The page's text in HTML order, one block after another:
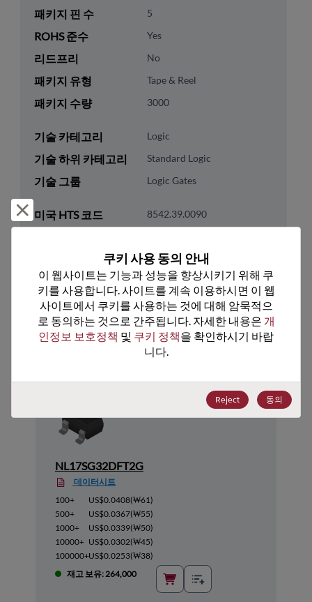
패키지 핀 수 5
ROHS 준수 Yes
리드프리 No
패키지 유형 Tape & Reel
패키지 수량 3000
기술 카테고리 Logic
기술 하위 카테고리 Standard Logic
기술 그룹 Logic Gates
미국 HTS 코드 8542.39.0090
추천 대체 제품
NL17SG32DFT2G
데이터시트
100+
US$0.0408(₩61)
500+
US$0.0367(₩55)
1000+
US$0.0339(₩50)
10000+ US$0.0302(₩45)
100000+US$0.0253(₩38)
재고 보유: 264,000
거부 및 닫기
쿠키 사용 동의 안내
이 웹사이트는 기능과 성능을 향상시키기 위해 쿠
키를 사용합니다. 사이트를 계속 이용하시면 이 웹
사이트에서 쿠키를 사용하는 것에 대해 암묵적으
로 동의하는 것으로 간주됩니다. 자세한 내용은 개
인정보 보호정책 및 쿠키 정책을 확인하시기 바랍
니다.
Reject 동의